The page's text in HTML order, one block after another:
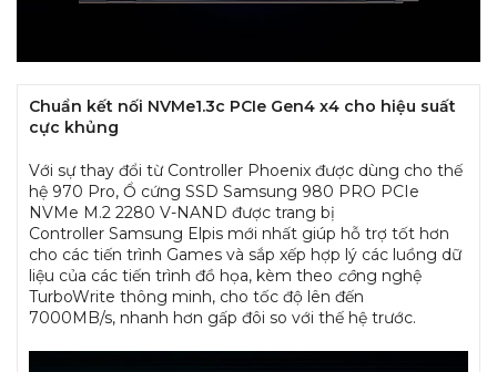
Chuẩn kết nối NVMe1.3c PCIe Gen4 x4 cho hiệu suất
cực khủng
Với sự thay đổi từ Controller Phoenix được dùng cho thế
hệ 970 Pro, Ổ cứng SSD Samsung 980 PRO PCIe
NVMe M.2 2280 V-NAND được trang bị
Controller Samsung Elpis mới nhất giúp hỗ trợ tốt hơn
cho các tiến trình Games và sắp xếp hợp lý các luồng dữ
liệu của các tiến trình đồ họa, kèm theo công nghệ
TurboWrite thông minh, cho tốc độ lên đến
7000MB/s, nhanh hơn gấp đôi so với thế hệ trước.